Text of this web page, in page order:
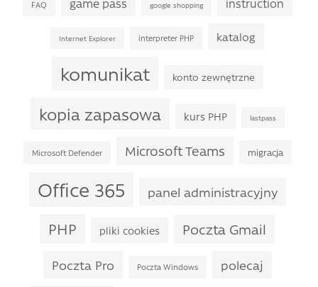
FAQ google shopping
Internet Explorer interpreter PHP katalog
komunikat konto zewnętrzne
kopia zapasowa kurs PHP lastpass
Microsoft Defender Microsoft Teams migracja
Office 365 panel administracyjny
PHP pliki cookies Poczta Gmail
Poczta Pro Poczta Windows polecaj